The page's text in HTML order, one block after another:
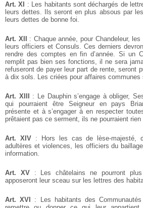
Art. XI : Les habitants sont déchargés de
leurs dettes. Ils seront en plus absous par
leurs dettes de bonne foi.
Art. XII : Chaque année, pour Chandeleur,
leurs officiers et Consuls. Ces derniers
rendre des comptes en fin d’année. Si un
remplit pas bien ses fonctions, il ne sera
refuseront de payer leur part de rente, seront
à dix sols. Les criées pour affaires communes
Art. XIII : Le Dauphin s’engage à obliger,
qui pourraient être Seigneur en pays
présente et à s’engager à en respecter
prêtaient pas ce serment, ils ne pourraient rien
Art. XIV: Hors les cas de lèse-majesté,
adultères et violences, les officiers du
information.
Art. XV: Les châtelains ne pourront plus
apposeront leur sceau sur les lettres des
Art. XVI : Les habitants des